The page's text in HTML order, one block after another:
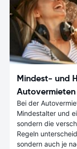
Mindest- und
Autovermieten
Bei der
Mindestalter und
sondern die
Regeln
sondern auch je